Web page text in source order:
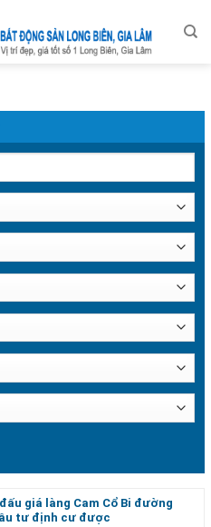
giá làng Cam Cổ Bi đường
tư định cư được